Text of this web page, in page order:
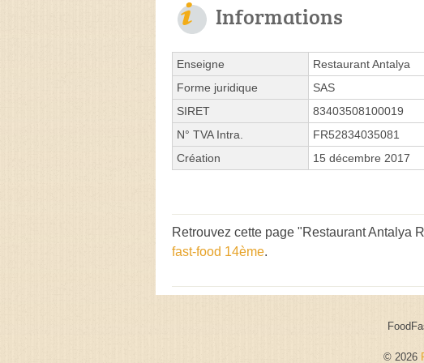
Informations
Enseigne
Restaurant Antalya
Forme juridique
SAS
SIRET
83403508100019
N° TVA Intra.
FR52834035081
Création
15 décembre 2017
Retrouvez cette page "Restaurant Antalya
fast-food 14ème.
© 2026